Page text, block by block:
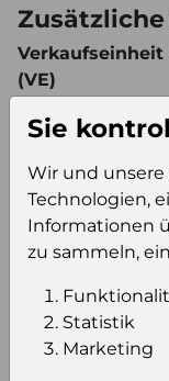
Verkaufseinheit
(VE)
pro Palette
Konsumeinheit
Stückzahl pro
Palette
Sie
Wir und
Technologien,
Informationen
zu sammeln,
Statistik
Marketing